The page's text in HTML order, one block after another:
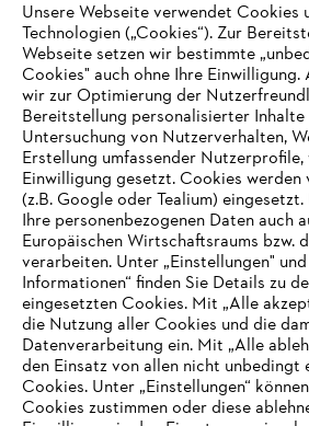
Unternehmen
Häufig gestellte Fragen
Support
Datenschutz Impressum
IHR BROWSER WIRD
UNTERSTÜTZT
Unsere Webseite verwendet Cookies
Technologien („Cookies“). Zur
Webseite setzen wir bestimmte
Cookies" auch ohne Ihre
wir zur Optimierung der
Bereitstellung personalisierter
Untersuchung von Nutzerverhalten,
Erstellung umfassender
Einwilligung gesetzt. Cookies
(z.B. Google oder Tealium)
Ihre personenbezogenen Daten auch
Europäischen Wirtschaftsraums bzw.
verarbeiten. Unter „Einstellungen"
Informationen“ finden Sie Details zu
eingesetzten Cookies. Mit „Alle
die Nutzung aller Cookies und die
Datenverarbeitung ein. Mit „Alle
den Einsatz von allen nicht
Cookies. Unter „Einstellungen“
Cookies zustimmen oder diese